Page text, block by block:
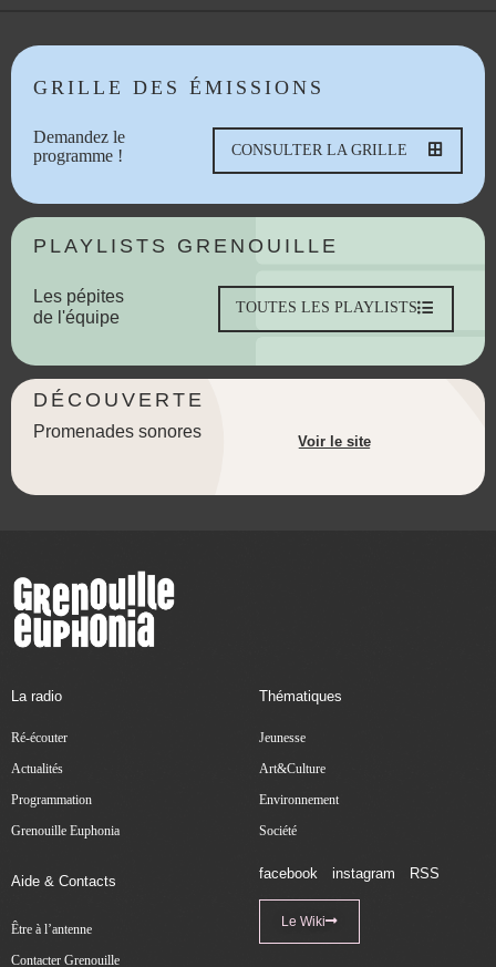
GRILLE DES ÉMISSIONS
Demandez le
programme !
CONSULTER LA GRILLE
PLAYLISTS GRENOUILLE
Les pépites
de l'équipe
TOUTES LES PLAYLISTS
DÉCOUVERTE
Promenades sonores
Voir le site
La radio
Ré-écouter
Actualités
Programmation
Grenouille Euphonia
Thématiques
Jeunesse
Art&Culture
Environnement
Société
Aide & Contacts
Être à l’antenne
Contacter Grenouille
facebook instagram RSS
Le Wiki